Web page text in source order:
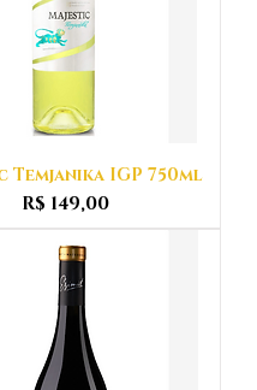
Temjanika IGP 750ml
Preço
R$ 149,00